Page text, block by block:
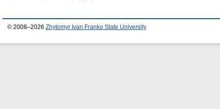
© 2008–2026 Zhytomyr Ivan Franko State University